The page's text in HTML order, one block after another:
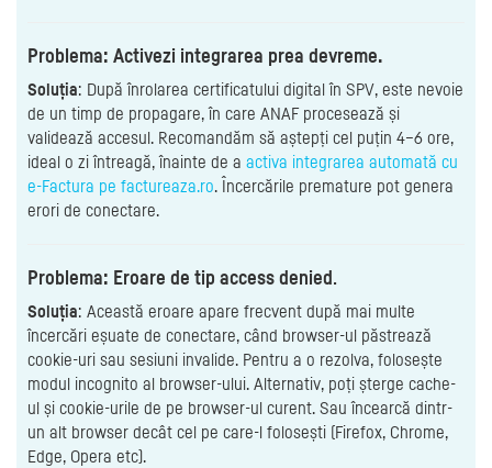
Problema: Activezi integrarea prea devreme.
Soluția: După înrolarea certificatului digital în SPV, este nevoie
de un timp de propagare, în care ANAF procesează și
validează accesul. Recomandăm să aștepți cel puțin 4–6 ore,
ideal o zi întreagă, înainte de a activa integrarea automată cu
e-Factura pe factureaza.ro. Încercările premature pot genera
erori de conectare.
Problema: Eroare de tip access denied.
Soluția: Această eroare apare frecvent după mai multe
încercări eșuate de conectare, când browser-ul păstrează
cookie-uri sau sesiuni invalide. Pentru a o rezolva, folosește
modul incognito al browser-ului. Alternativ, poți șterge cache-
ul și cookie-urile de pe browser-ul curent. Sau încearcă dintr-
un alt browser decât cel pe care-l folosești (Firefox, Chrome,
Edge, Opera etc).